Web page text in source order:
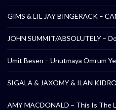
GIMS & LIL JAY BINGERACK –
JOHN SUMMIT/ABSOLUTELY –
Umit Besen – Unutmaya Omrum
SIGALA & JAXOMY & ILAN
AMY MACDONALD – This Is The